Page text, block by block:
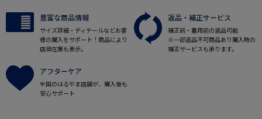
豊富な商品情報
サイズ詳細・ディテールなどお客
様の購入をサポート！商品により
店頭在庫も表示。
返品・補正サービス
補正前・着用前の返品可能
※一部返品不可商品あり購入時の
補正サービスも承ります。
アフターケア
全国のはるやま店舗が、購入後も
安心サポート